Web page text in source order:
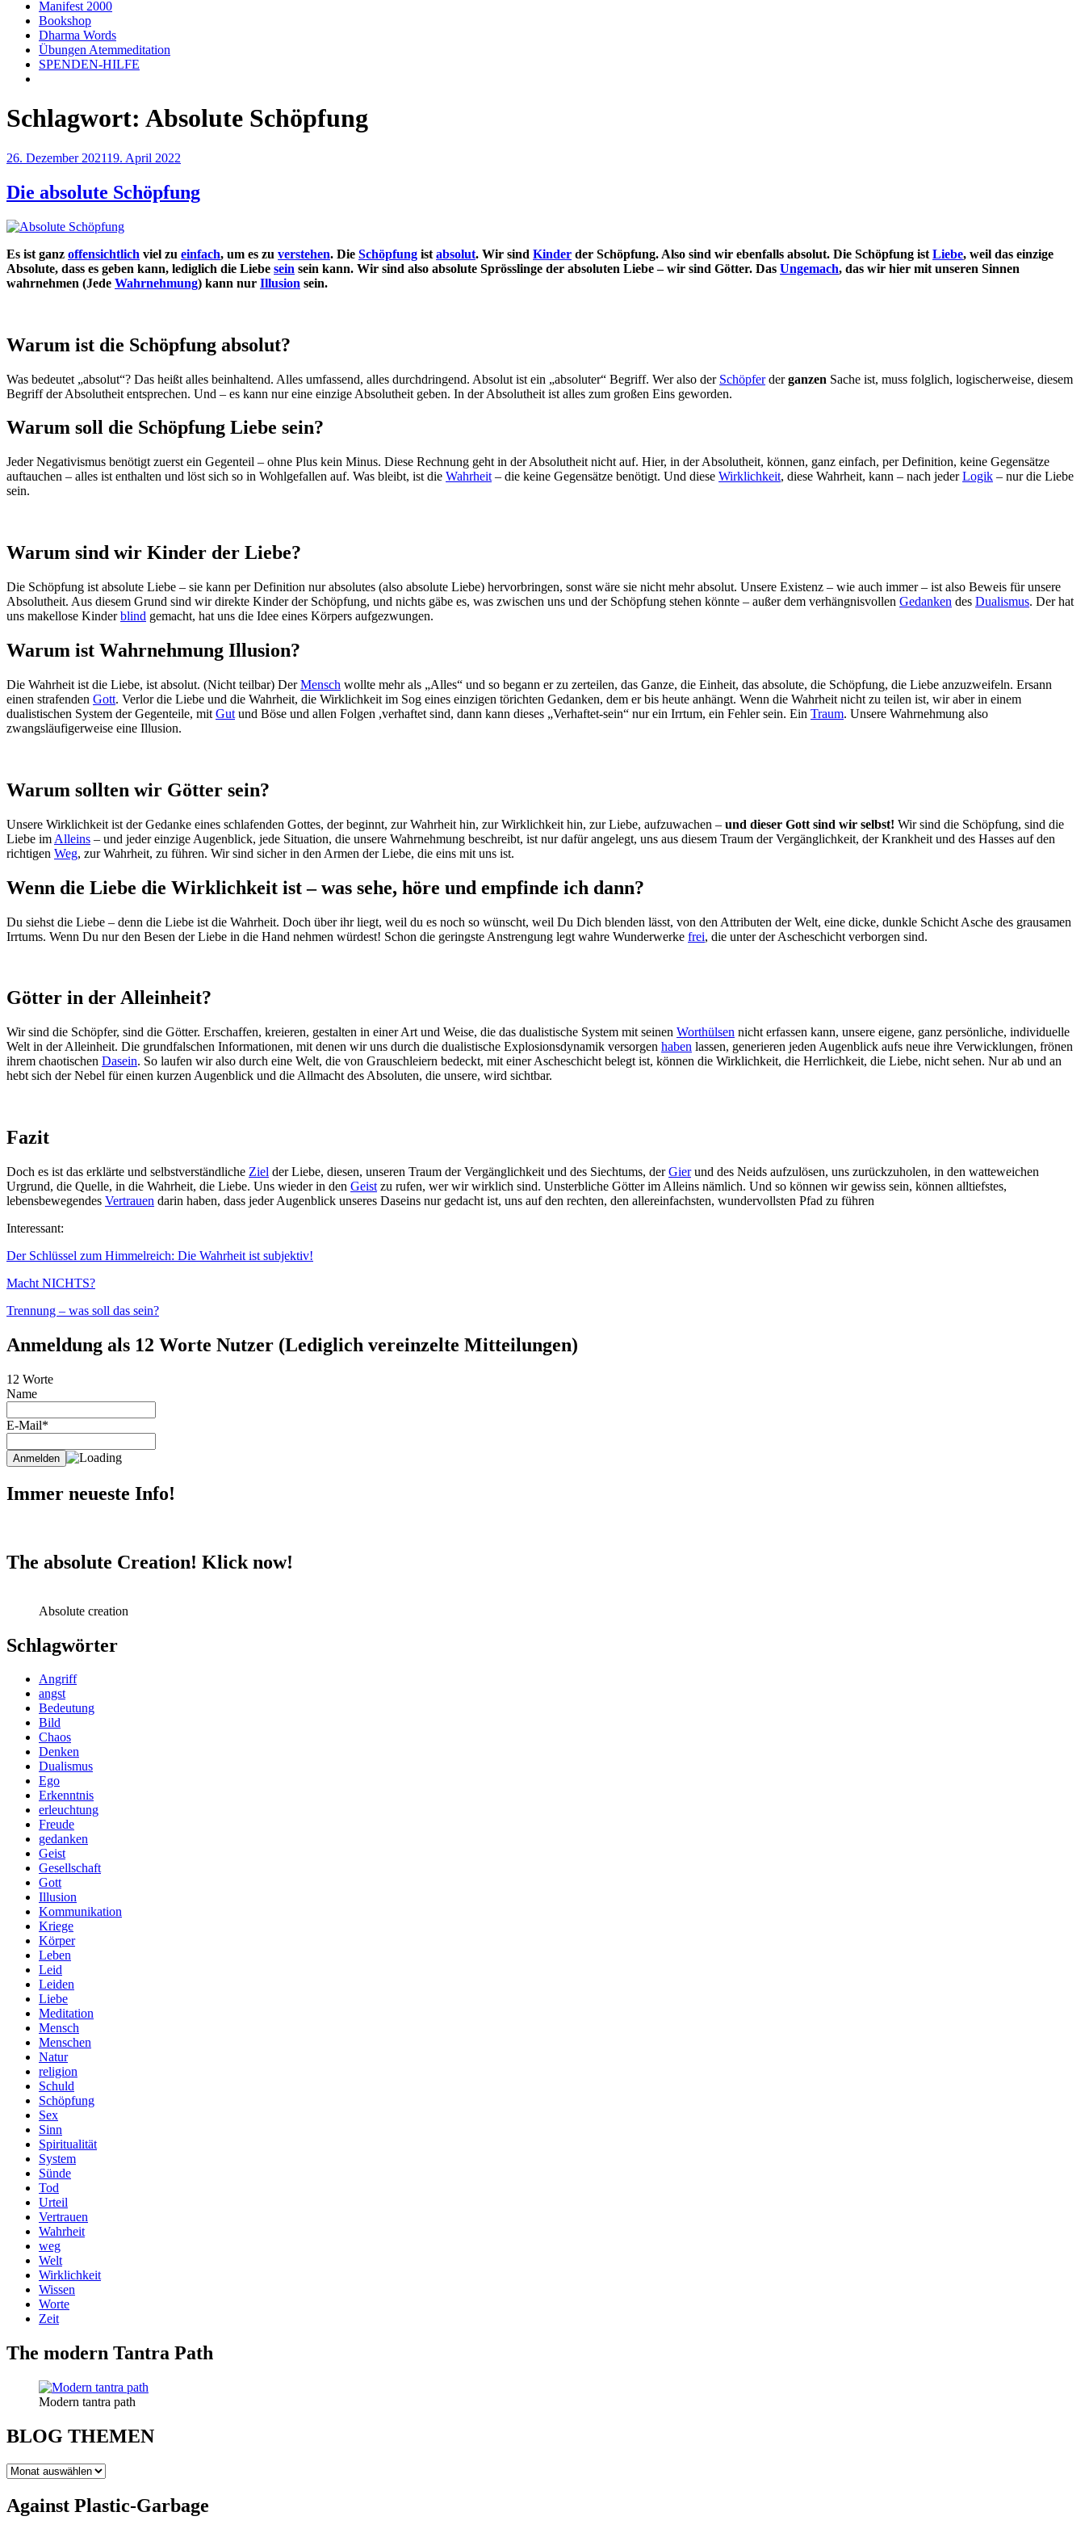
Manifest 2000
Bookshop
Dharma Words
Übungen Atemmeditation
SPENDEN-HILFE
Schlagwort: Absolute Schöpfung
Veröffentlicht
26. Dezember 202119. April 2022
Die absolute Schöpfung
Es ist ganz offensichtlich viel zu einfach, um es zu verstehen. Die Schöpfung ist absolut. Wir sind Kinder der Schöpfung. Also sind wir ebenfalls absolut. Die Schöpfung ist Liebe, weil das einzige
Absolute, dass es geben kann, lediglich die Liebe sein sein kann. Wir sind also absolute Sprösslinge der absoluten Liebe – wir sind Götter. Das Ungemach, das wir hier mit unseren Sinnen
wahrnehmen (Jede Wahrnehmung) kann nur Illusion sein.
Warum ist die Schöpfung absolut?
Was bedeutet „absolut“? Das heißt alles beinhaltend. Alles umfassend, alles durchdringend. Absolut ist ein „absoluter“ Begriff. Wer also der Schöpferderganzen Sache ist, muss folglich, logischerweise, diesem
Begriff der Absolutheit entsprechen. Und – es kann nur eine einzige Absolutheit geben. In der Absolutheit ist alles zum großen Eins geworden.
Warum soll die Schöpfung Liebe sein?
Jeder Negativismus benötigt zuerst ein Gegenteil – ohne Plus kein Minus. Diese Rechnung geht in der Absolutheit nicht auf. Hier, in der Absolutheit, können, ganz einfach, per Definition, keine Gegensätze
auftauchen – alles ist enthalten und löst sich so in Wohlgefallen auf. Was bleibt, ist die Wahrheit – die keine Gegensätze benötigt. Und diese Wirklichkeit, diese Wahrheit, kann – nach jederLogik – nur die Liebe
sein.
Warum sind wir Kinder der Liebe?
Die Schöpfung ist absolute Liebe – sie kann per Definition nur absolutes (also absolute Liebe) hervorbringen, sonst wäre sie nicht mehr absolut. Unsere Existenz – wie auch immer – ist also Beweis für unsere
Absolutheit. Aus diesem Grund sind wir direkte Kinder der Schöpfung, und nichts gäbe es, was zwischen uns und der Schöpfung stehen könnte – außer dem verhängnisvollen Gedanken des Dualismus. Der hat
uns makellose Kinderblind gemacht, hat uns die Idee eines Körpers aufgezwungen.
Warum ist Wahrnehmung Illusion?
Die Wahrheit ist die Liebe, ist absolut. (Nicht teilbar) DerMensch wollte mehr als „Alles“ und so begann er zu zerteilen, das Ganze, die Einheit, das absolute, die Schöpfung, die Liebe anzuzweifeln. Ersann
einen strafenden Gott. Verlor die Liebe und die Wahrheit, die Wirklichkeit im Sog eines einzigen törichten Gedanken, dem er bis heute anhängt. Wenn die Wahrheit nicht zu teilen ist, wir aber in einem
dualistischen System der Gegenteile, mit Gut und Böse und allen Folgen ,verhaftet sind, dann kann dieses „Verhaftet-sein“ nur ein Irrtum, ein Fehler sein. Ein Traum. Unsere Wahrnehmung also
zwangsläufigerweise eine Illusion.
Warum sollten wir Götter sein?
Unsere Wirklichkeit ist der Gedanke eines schlafenden Gottes, der beginnt, zur Wahrheit hin, zur Wirklichkeit hin, zur Liebe, aufzuwachen – und dieser Gott sind wir selbst! Wir sind die Schöpfung, sind die
Liebe im Alleins – und jeder einzige Augenblick, jede Situation, die unsere Wahrnehmung beschreibt, ist nur dafür angelegt, uns aus diesem Traum der Vergänglichkeit, der Krankheit und des Hasses auf den
richtigen Weg, zur Wahrheit, zu führen. Wir sind sicher in den Armen der Liebe, die eins mit uns ist.
Wenn die Liebe die Wirklichkeit ist – was sehe, höre und empfinde ich dann?
Du siehst die Liebe – denn die Liebe ist die Wahrheit. Doch über ihr liegt, weil du es noch so wünscht, weil Du Dich blenden lässt, von den Attributen der Welt, eine dicke, dunkle Schicht Asche des grausamen
Irrtums. Wenn Du nur den Besen der Liebe in die Hand nehmen würdest! Schon die geringste Anstrengung legt wahre Wunderwerke frei, die unter der Ascheschicht verborgen sind.
Götter in der Alleinheit?
Wir sind die Schöpfer, sind die Götter. Erschaffen, kreieren, gestalten in einer Art und Weise, die das dualistische System mit seinen Worthülsen nicht erfassen kann, unsere eigene, ganz persönliche, individuelle
Welt in der Alleinheit. Die grundfalschen Informationen, mit denen wir uns durch die dualistische Explosionsdynamik versorgen haben lassen, generieren jeden Augenblick aufs neue ihre Verwicklungen, frönen
ihrem chaotischen Dasein. So laufen wir also durch eine Welt, die von Grauschleiern bedeckt, mit einer Ascheschicht belegt ist, können die Wirklichkeit, die Herrlichkeit, die Liebe, nicht sehen. Nur ab und an
hebt sich der Nebel für einen kurzen Augenblick und die Allmacht des Absoluten, die unsere, wird sichtbar.
Fazit
Doch es ist das erklärte und selbstverständliche Ziel der Liebe, diesen, unseren Traum der Vergänglichkeit und des Siechtums, derGierund des Neids aufzulösen, uns zurückzuholen, in den watteweichen
Urgrund, die Quelle, in die Wahrheit, die Liebe. Uns wieder in den Geist zu rufen, wer wir wirklich sind. Unsterbliche Götter im Alleins nämlich. Und so können wir gewiss sein, können alltiefstes,
lebensbewegendes Vertrauen darin haben, dass jeder Augenblick unseres Daseins nur gedacht ist, uns auf den rechten, den allereinfachsten, wundervollsten Pfad zu führen
Interessant:
Der Schlüssel zum Himmelreich: Die Wahrheit ist subjektiv!
Macht NICHTS?
Trennung – was soll das sein?
Anmeldung als 12 Worte Nutzer (Lediglich vereinzelte Mitteilungen)
12 Worte
Name
E-Mail*
Immer neueste Info!
The absolute Creation! Klick now!
Absolute creation
Schlagwörter
Angriff
angst
Bedeutung
Bild
Chaos
Denken
Dualismus
Ego
Erkenntnis
erleuchtung
Freude
gedanken
Geist
Gesellschaft
Gott
Illusion
Kommunikation
Kriege
Körper
Leben
Leid
Leiden
Liebe
Meditation
Mensch
Menschen
Natur
religion
Schuld
Schöpfung
Sex
Sinn
Spiritualität
System
Sünde
Tod
Urteil
Vertrauen
Wahrheit
weg
Welt
Wirklichkeit
Wissen
Worte
Zeit
The modern Tantra Path
Modern tantra path
BLOG THEMEN
BLOG
Against Plastic-Garbage